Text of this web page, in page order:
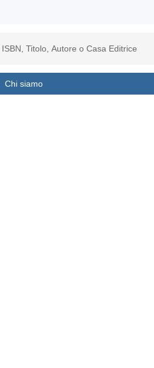
Chi siamo